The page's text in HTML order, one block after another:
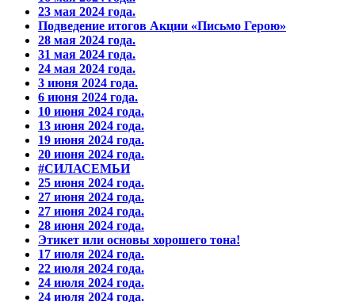
23 мая 2024 года.
Подведение итогов Акции «Письмо Герою»
28 мая 2024 года.
31 мая 2024 года.
24 мая 2024 года.
3 июня 2024 года.
6 июня 2024 года.
10 июня 2024 года.
13 июня 2024 года.
19 июня 2024 года.
20 июня 2024 года.
#СИЛАСЕМЬИ
25 июня 2024 года.
27 июня 2024 года.
27 июня 2024 года.
28 июня 2024 года.
Этикет или основы хорошего тона!
17 июля 2024 года.
22 июля 2024 года.
24 июля 2024 года.
24 июля 2024 года.